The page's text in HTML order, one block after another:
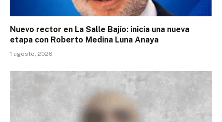
Nuevo rector en La Salle Bajío: inicia una nueva
etapa con Roberto Medina Luna Anaya
1 agosto, 2026